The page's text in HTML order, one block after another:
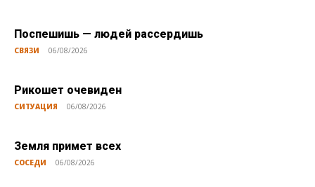
Поспешишь — людей рассердишь
СВЯЗИ 06/08/2026
Рикошет очевиден
СИТУАЦИЯ 06/08/2026
Земля примет всех
СОСЕДИ 06/08/2026